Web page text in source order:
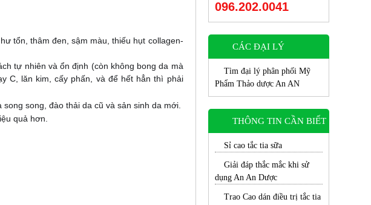
tổn, thâm đen, sậm màu, thiếu hụt collagen-
tự nhiên và ổn định (còn không bong da mà
C, lăn kim, cấy phấn, và để hết hẳn thì phải
song, đào thải da cũ và sản sinh da mới.
quả hơn.
096.202.0041
CÁC ĐẠI LÝ
Tìm đại lý phân phối Mỹ
Phẩm Thảo dược An AN
THÔNG TIN CẦN BIẾT
Sỉ cao tắc tia sữa
Giải đáp thắc mắc khi sử
dụng An An Dược
Trao Cao dán điều trị tắc tia